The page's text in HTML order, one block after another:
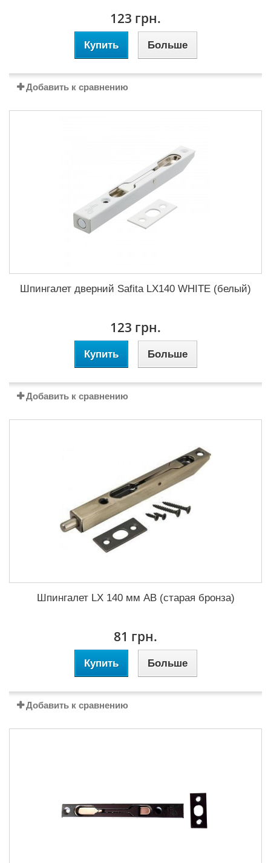
123 грн.
Купить Больше
Добавить к сравнению
Шпингалет дверний Safita LX140 WHITE (белый)
123 грн.
Купить Больше
Добавить к сравнению
Шпингалет LX 140 мм AB (старая бронза)
81 грн.
Купить Больше
Добавить к сравнению